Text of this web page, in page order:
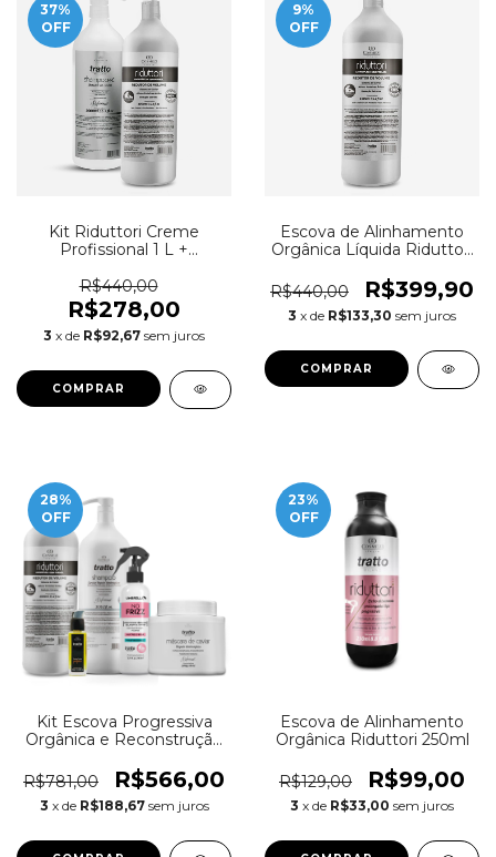
37%
OFF
Kit Riduttori Creme
Profissional 1 L +
Cutículas 1 L
R$440,00
R$278,00
3 x de R$92,67 sem juros
9%
OFF
Escova de Alinhamento
Orgânica Líquida Riduttori
R$440,00
R$399,90
3 x de R$133,30 sem juros
28%
OFF
Kit Escova Progressiva
Orgânica e Reconstrução
R$781,00
R$566,00
3 x de R$188,67 sem juros
23%
OFF
Escova de Alinhamento
Orgânica Riduttori 250ml
R$129,00 R$99,00
3 x de R$33,00 sem juros